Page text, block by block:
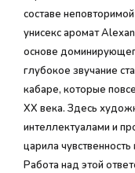
составе
унисекс аромат
основе
глубокое звучание
кабаре, которые
XX века. Здесь
интеллектуалами и
царила
Работа над этой